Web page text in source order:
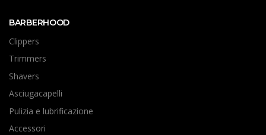
BARBERHOOD
Clippers
Trimmers
Shavers
Asciugacapelli
Pulizia e lubrificazione
Accessori